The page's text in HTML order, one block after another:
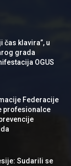
čas klavira”, u
grada
OGUS
Federacije
profesionalce
Sudarili se